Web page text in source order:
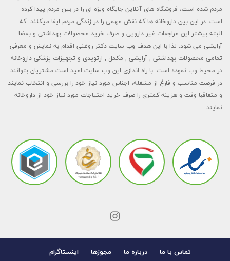
مردم شده است، فروشگاه های آنلاین جایگاه ویژه ای را در بین مردم پیدا کرده
است. در این بین داروخانه ها که نقش مهمی را در زندگی مردم ایفا میکنند که
البته بیشتر این مراجعات غیر دارویی و صرف خرید محصولات بهداشتی و بعضا
آرایشی می شود. لذا با این هدف وب سایت دکتر روغنی اقدام به نمایش و معرفی
تمامی محصولات بهداشتی , آرایشی , مکمل , ارتوپدی و تجهیزات پزشکی داروخانه
در محیط وب نموده است. با راه اندازی این وب سایت امید است مشتریان بتوانند
در فرصت مناسب و فارغ از مشغله، اجناس مورد نیاز خود را بررسی و انتخاب نمایند
و متعاقبا وقت و هزینه کمتری را صرف خرید احتیاجات مورد نیاز خود از داروخانه
نمایند .
تماس با ما درباره ما مجوزها اینستاگرام